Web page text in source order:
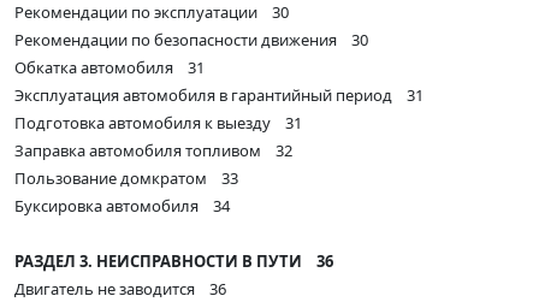
Рекомендации по эксплуатации 30
Рекомендации по безопасности движения 30
Обкатка автомобиля 31
Эксплуатация автомобиля в гарантийный период 31
Подготовка автомобиля к выезду 31
Заправка автомобиля топливом 32
Пользование домкратом 33
Буксировка автомобиля 34
РАЗДЕЛ 3. НЕИСПРАВНОСТИ В ПУТИ 36
Двигатель не заводится 36